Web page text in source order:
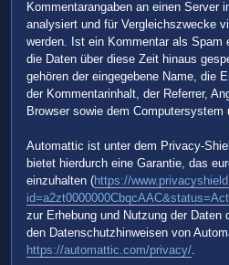
Kommentarangaben an einen Server
analysiert und für Vergleichszwecke
werden. Ist ein Kommentar als Spam
die Daten über diese Zeit hinaus
gehören der eingegebene Name, die
der Kommentarinhalt, der Referrer,
Browser sowie dem
Automattic ist unter dem Privacy-
bietet hierdurch eine Garantie, das
einzuhalten (https://
zur Erhebung und Nutzung der
den Datenschutzhinweisen von
https://automattic.com/privacy/.